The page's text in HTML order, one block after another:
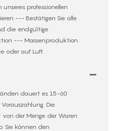
professionellen
--- Bestätigen Sie alle
die endgültige
--- Massenproduktion.
oder auf Luft.
dauert es 15-60
Die
von der Menge der Waren
Sie können den